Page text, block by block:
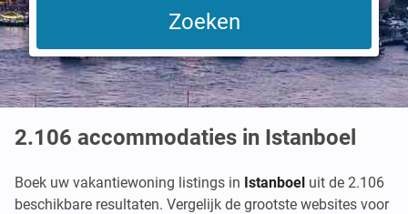
2.106 accommodaties in Istanboel
Boek uw vakantiewoning listings in Istanboel uit de 2.106
beschikbare resultaten. Vergelijk de grootste websites voor